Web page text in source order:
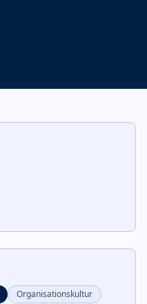
Organisationskultur